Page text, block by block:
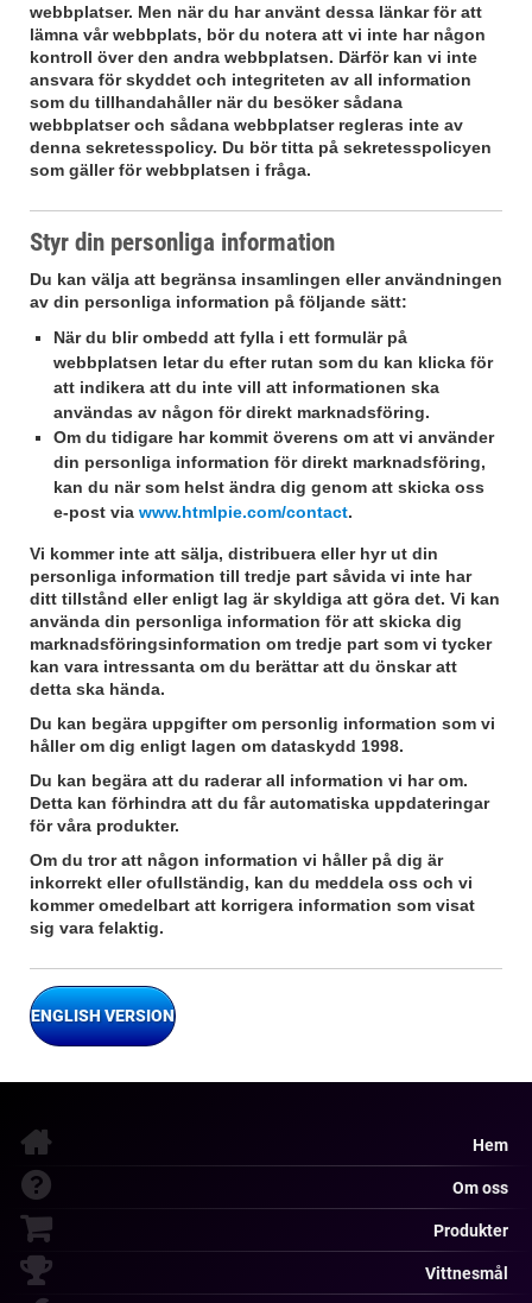
webbplatser. Men när du har använt dessa länkar för att
lämna vår webbplats, bör du notera att vi inte har någon
kontroll över den andra webbplatsen. Därför kan vi inte
ansvara för skyddet och integriteten av all information
som du tillhandahåller när du besöker sådana
webbplatser och sådana webbplatser regleras inte av
denna sekretesspolicy. Du bör titta på sekretesspolicyen
som gäller för webbplatsen i fråga.
Styr din personliga information
Du kan välja att begränsa insamlingen eller användningen
av din personliga information på följande sätt:
När du blir ombedd att fylla i ett formulär på
webbplatsen letar du efter rutan som du kan klicka för
att indikera att du inte vill att informationen ska
användas av någon för direkt marknadsföring.
Om du tidigare har kommit överens om att vi använder
din personliga information för direkt marknadsföring,
kan du när som helst ändra dig genom att skicka oss
e-post via www.htmlpie.com/contact.
Vi kommer inte att sälja, distribuera eller hyr ut din
personliga information till tredje part såvida vi inte har
ditt tillstånd eller enligt lag är skyldiga att göra det. Vi kan
använda din personliga information för att skicka dig
marknadsföringsinformation om tredje part som vi tycker
kan vara intressanta om du berättar att du önskar att
detta ska hända.
Du kan begära uppgifter om personlig information som vi
håller om dig enligt lagen om dataskydd 1998.
Du kan begära att du raderar all information vi har om.
Detta kan förhindra att du får automatiska uppdateringar
för våra produkter.
Om du tror att någon information vi håller på dig är
inkorrekt eller ofullständig, kan du meddela oss och vi
kommer omedelbart att korrigera information som visat
sig vara felaktig.
ENGLISH VERSION
Hem
Om oss
Produkter
Vittnesmål